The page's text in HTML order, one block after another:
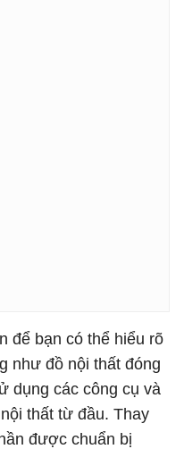
để bạn có thể hiểu rõ
như đồ nội thất đóng
dụng các công cụ và
thất từ đầu. Thay
được chuẩn bị